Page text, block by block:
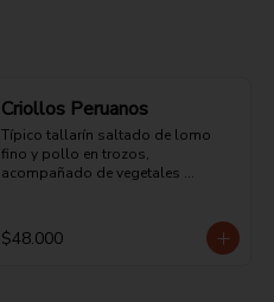
Criollos Peruanos
Típico tallarín saltado de lomo
fino y pollo en trozos,
acompañado de vegetales
vinagre de frutas, aceite de
sésamo, salsa de ostras, cilantro
$48.000